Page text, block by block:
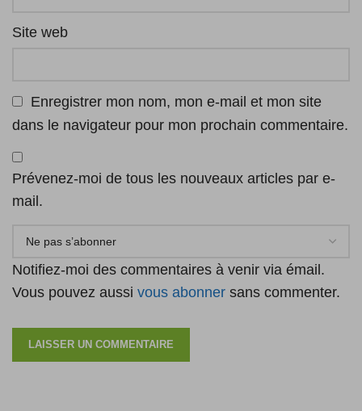
Site web
Enregistrer mon nom, mon e-mail et mon site
dans le navigateur pour mon prochain commentaire.
Prévenez-moi de tous les nouveaux articles par e-
mail.
Notifiez-moi des commentaires à venir via émail.
Vous pouvez aussi vous abonner sans commenter.